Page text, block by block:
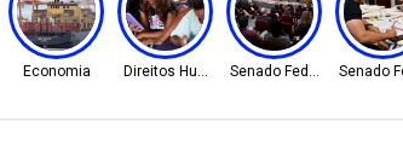
Economia Direitos HumanosSenado Federal Senado